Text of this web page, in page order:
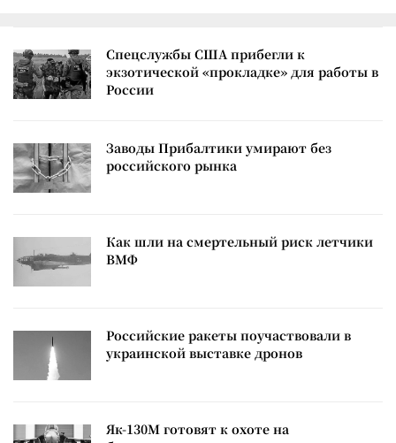
Спецслужбы США прибегли к
экзотической «прокладке» для работы в
России
Заводы Прибалтики умирают без
российского рынка
Как шли на смертельный риск летчики
ВМФ
Российские ракеты поучаствовали в
украинской выставке дронов
Як-130М готовят к охоте на